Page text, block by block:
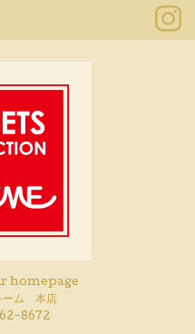
homepage
ーム 本店
8672